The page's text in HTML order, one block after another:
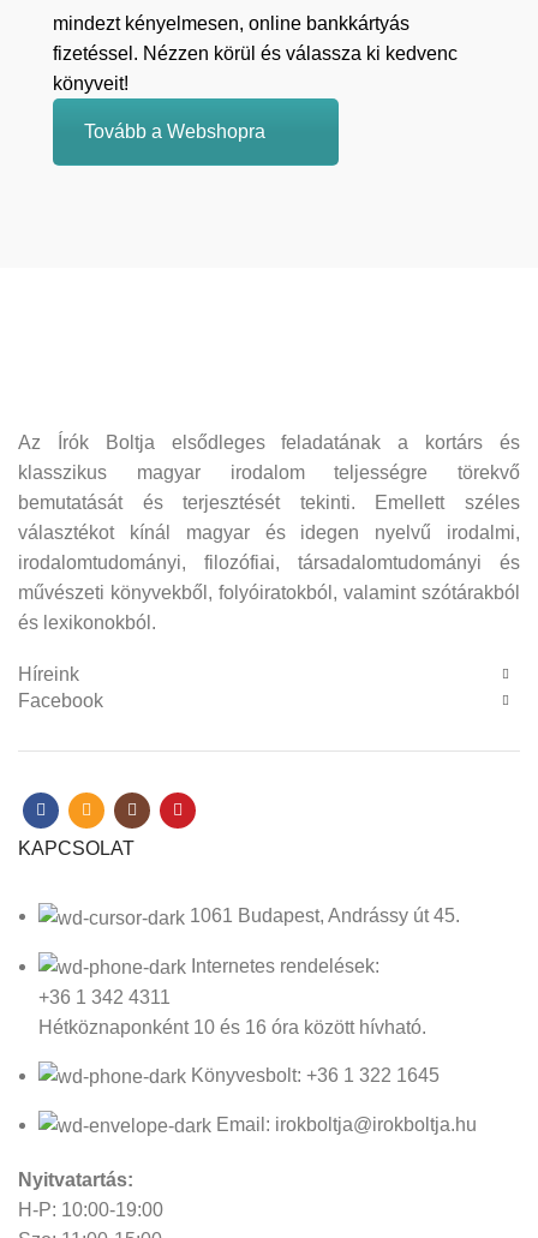
mindezt kényelmesen, online bankkártyás
fizetéssel. Nézzen körül és válassza ki kedvenc
könyveit!
Tovább a Webshopra
Az Írók Boltja elsődleges feladatának a kortárs és
klasszikus magyar irodalom teljességre törekvő
bemutatását és terjesztését tekinti. Emellett széles
választékot kínál magyar és idegen nyelvű irodalmi,
irodalomtudományi, filozófiai, társadalomtudományi és
művészeti könyvekből, folyóiratokból, valamint szótárakból
és lexikonokból.
Híreink
Facebook
KAPCSOLAT
1061 Budapest, Andrássy út 45.
Internetes rendelések:
+36 1 342 4311
Hétköznaponként 10 és 16 óra között hívható.
Könyvesbolt: +36 1 322 1645
Email: irokboltja@irokboltja.hu
Nyitvatartás:
H-P: 10:00-19:00